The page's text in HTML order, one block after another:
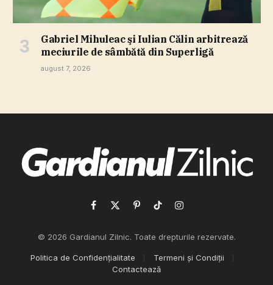
Gabriel Mihuleac şi Iulian Călin arbitrează
meciurile de sâmbătă din Superligă
august 7, 2026
Facebook
X
PinterestTikTokInstagram
© 2026 Gardianul Zilnic. Toate drepturile rezervate.
Politica de Confidențialitate
Termeni și Condiții
Contactează